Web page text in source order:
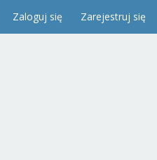
Zaloguj się Zarejestruj się